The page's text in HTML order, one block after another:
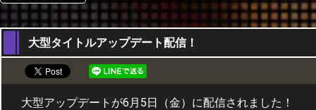
04,06,2015
大型タイトルアップデート配信！
大型アップデートが6月5日（金）に配信されました！